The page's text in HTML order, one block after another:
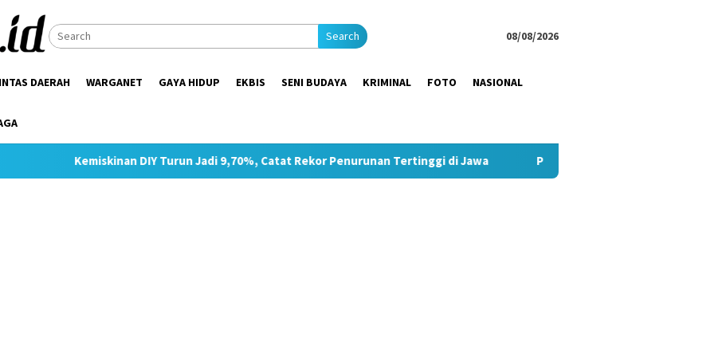
Search 08/08/2026
DAERAH WARGANET GAYA HIDUP EKBIS SENI BUDAYA KRIMINAL FOTO NASIONAL
DIY Turun Jadi 9,70%, Catat Rekor Penurunan Tertinggi di Jawa Pimpin Strategi Komunikasi JNE, Kurnia